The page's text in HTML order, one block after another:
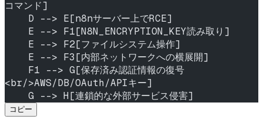
コマンド]
    D --> E[n8nサーバー上でRCE]
    E --> F1[N8N_ENCRYPTION_KEY読み取り]
    E --> F2[ファイルシステム操作]
    E --> F3[内部ネットワークへの横展開]
<br/>AWS/DB/OAuth/APIキー]
    G --> H[連鎖的な外部サービス侵害]
コピー